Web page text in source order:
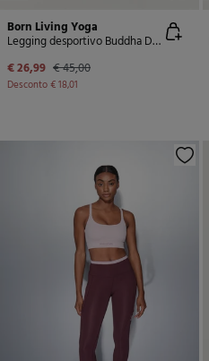
Born Living Yoga
Legging desportivo Buddha Deep Green/Grain
€ 26,99 € 45,00
Desconto€ 18,01